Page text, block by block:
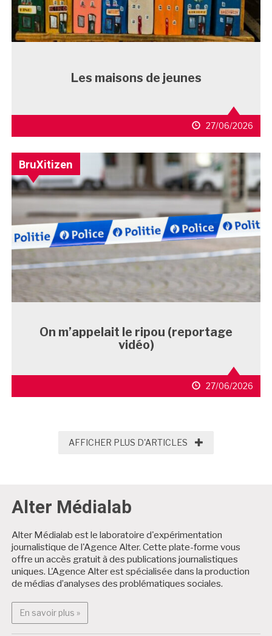
Les maisons de jeunes
27/06/2026
BruXitizen
On m’appelait le ripou (reportage
vidéo)
27/06/2026
AFFICHER PLUS D'ARTICLES AFFICHER PLUS
Alter Médialab
Alter Médialab est le laboratoire d'expérimentation
journalistique de l'Agence Alter. Cette plate-forme vous
offre un accès gratuit à des publications journalistiques
uniques. L'Agence Alter est spécialisée dans la production
de médias d’analyses des problématiques sociales.
En savoir plus »En savoir plus : Alter Médialab